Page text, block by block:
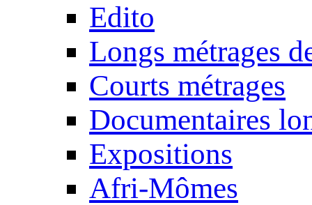
Edito
Longs métrages
Courts métrages
Documentaires
Expositions
Afri-Mômes